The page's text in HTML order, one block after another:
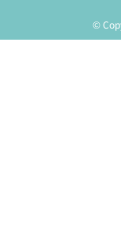
©